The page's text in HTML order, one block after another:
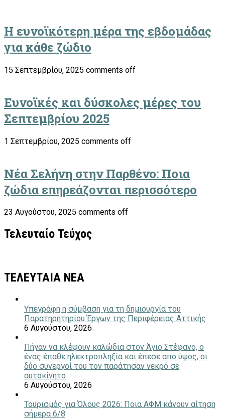
​Η ευνοϊκότερη μέρα της εβδομάδας
για κάθε ζώδιο
15 Σεπτεμβρίου, 2025 comments off
Ευνοϊκές και δύσκολες μέρες του
Σεπτεμβρίου 2025
1 Σεπτεμβρίου, 2025 comments off
Νέα Σελήνη στην Παρθένο: Ποια
ζώδια επηρεάζονται περισσότερο
23 Αυγούστου, 2025 comments off
Τελευταίο Τεύχος
ΤΕΛΕΥΤΑΙΑ ΝΕΑ
Υπεγράφη η σύμβαση για τη δημιουργία του
Παρατηρητηρίου Έργων της Περιφέρειας Αττικής
6 Αυγούστου, 2026
Πήγαν να κλέψουν καλώδια στον Άγιο Στέφανο, ο
ένας έπαθε ηλεκτροπληξία και έπεσε από ύψος, οι
δύο συνεργοί του τον παράτησαν νεκρό σε
αυτοκίνητο
6 Αυγούστου, 2026
Τουρισμός για Όλους 2026: Ποια ΑΦΜ κάνουν αίτηση
σήμερα 6/8